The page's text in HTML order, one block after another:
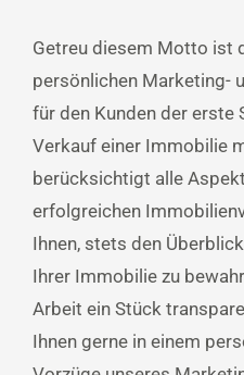
Getreu diesem Motto ist
persönlichen Marketing-
für den Kunden der erste
Verkauf einer Immobilie
berücksichtigt alle
erfolgreichen
Ihnen, stets den
Ihrer Immobilie zu
Arbeit ein Stück
Ihnen gerne in einem